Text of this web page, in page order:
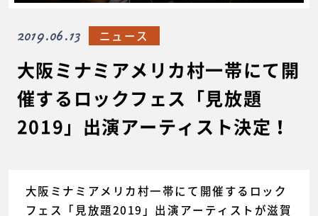
大阪ミナミアメリカ村一帯にて開
催するロックフェス「見放題
2019」出演アーティスト決定！
2019.06.13 ニュース
大阪ミナミアメリカ村一帯にて開催するロック
フェス「見放題2019」出演アーティストが滋賀